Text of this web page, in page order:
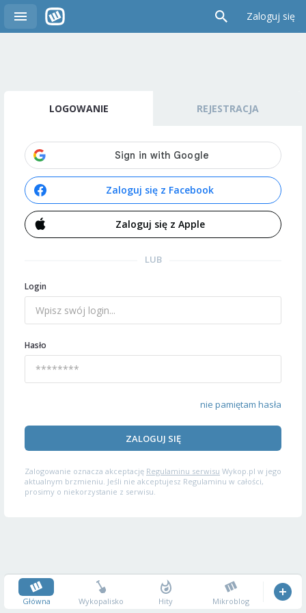
Zaloguj się
LOGOWANIE REJESTRACJA
Zaloguj się z Facebook
Zaloguj się z Apple
LUB
Login
Hasło
nie pamiętam hasła
ZALOGUJ SIĘ
Zalogowanie oznacza akceptację Regulaminu serwisu Wykop.pl w jego
aktualnym brzmieniu. Jeśli nie akceptujesz Regulaminu w całości,
prosimy o niekorzystanie z serwisu.
Główna Wykopalisko Hity Mikroblog